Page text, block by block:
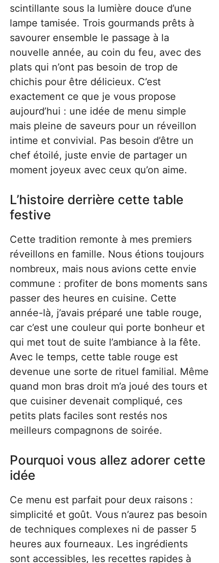
scintillante sous la lumière douce d’une
lampe tamisée. Trois gourmands prêts à
savourer ensemble le passage à la
nouvelle année, au coin du feu, avec des
plats qui n’ont pas besoin de trop de
chichis pour être délicieux. C’est
exactement ce que je vous propose
aujourd’hui : une idée de menu simple
mais pleine de saveurs pour un réveillon
intime et convivial. Pas besoin d’être un
chef étoilé, juste envie de partager un
moment joyeux avec ceux qu’on aime.
L’histoire derrière cette table
festive
Cette tradition remonte à mes premiers
réveillons en famille. Nous étions toujours
nombreux, mais nous avions cette envie
commune : profiter de bons moments sans
passer des heures en cuisine. Cette
année-là, j’avais préparé une table rouge,
car c’est une couleur qui porte bonheur et
qui met tout de suite l’ambiance à la fête.
Avec le temps, cette table rouge est
devenue une sorte de rituel familial. Même
quand mon bras droit m’a joué des tours et
que cuisiner devenait compliqué, ces
petits plats faciles sont restés nos
meilleurs compagnons de soirée.
Pourquoi vous allez adorer cette
idée
Ce menu est parfait pour deux raisons :
simplicité et goût. Vous n’aurez pas besoin
de techniques complexes ni de passer 5
heures aux fourneaux. Les ingrédients
sont accessibles, les recettes rapides à